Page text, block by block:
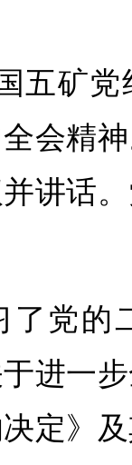
五矿
会精
讲话
了党的
进一
定》